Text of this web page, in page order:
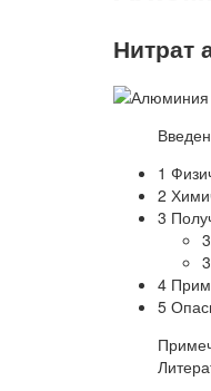
Нитрат
1
2
3
4
5